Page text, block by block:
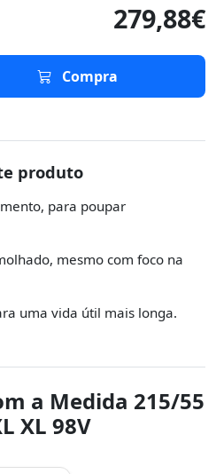
279,88€
Compra
produto
para poupar
mesmo com foco na
uma vida útil mais longa.
a Medida 215/55
XL 98V